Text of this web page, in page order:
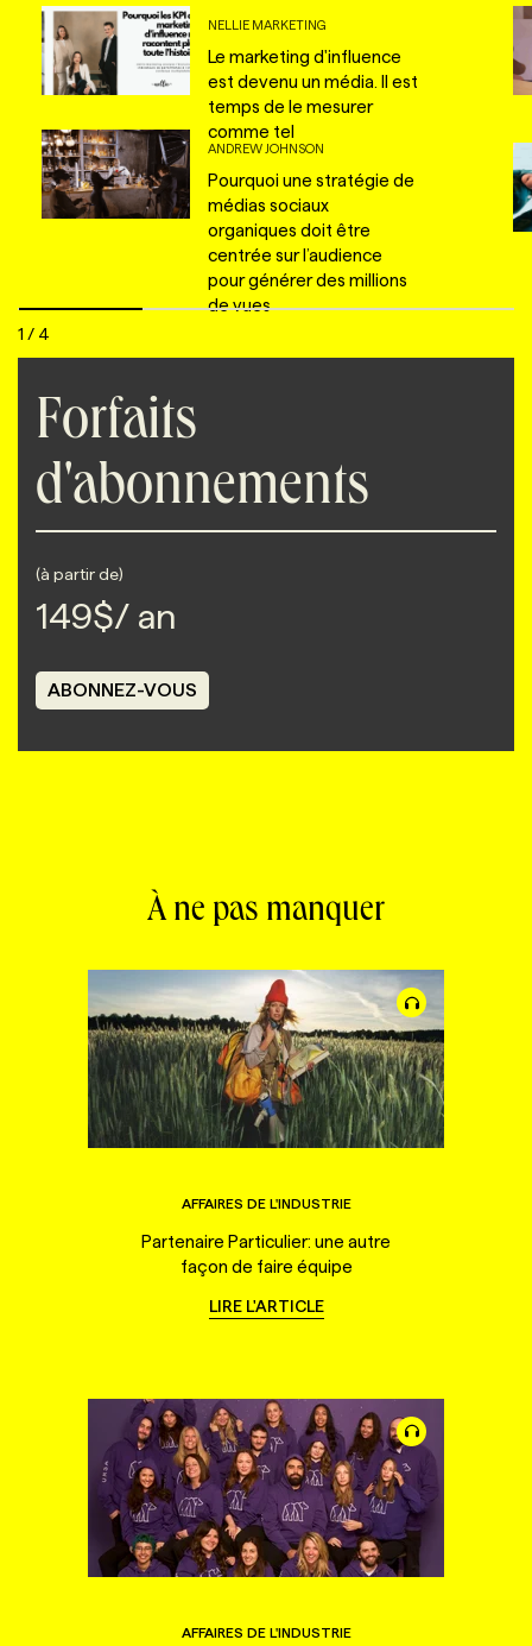
NELLIE MARKETING
Le marketing d'influence
est devenu un média. Il est
temps de le mesurer
comme tel
ANDREW JOHNSON
Pourquoi une stratégie de
médias sociaux
organiques doit être
centrée sur l’audience
pour générer des millions
de vues
1 / 4
Forfaits
d'abonnements
(à partir de)
149$/ an
ABONNEZ-VOUS
À ne pas manquer
AFFAIRES DE L'INDUSTRIE
Partenaire Particulier: une autre
façon de faire équipe
LIRE L'ARTICLE
AFFAIRES DE L'INDUSTRIE